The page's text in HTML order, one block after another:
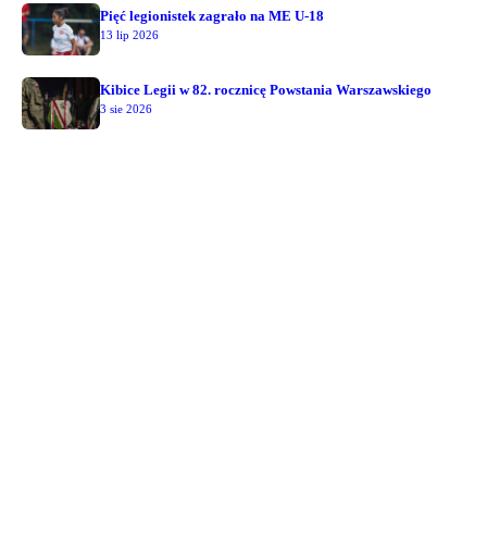
Pięć legionistek zagrało na ME U-18
13 lip 2026
Kibice Legii w 82. rocznicę Powstania Warszawskiego
3 sie 2026